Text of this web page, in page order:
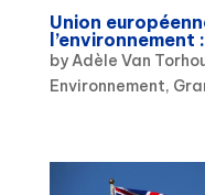
Union
byAdèle Van
Environnement,